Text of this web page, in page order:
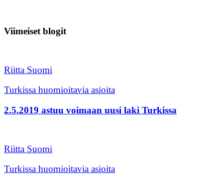
Viimeiset blogit
Riitta Suomi
Turkissa huomioitavia asioita
2.5.2019 astuu voimaan uusi laki Turkissa
Riitta Suomi
Turkissa huomioitavia asioita